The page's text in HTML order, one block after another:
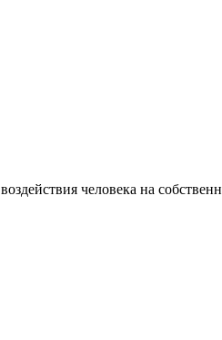
человека на